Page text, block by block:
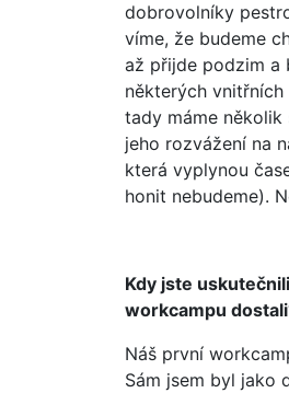
dobrovolníky
víme, že budeme
až přijde podzim a
některých
tady máme
jeho rozvážení na
která vyplynou
honit nebudeme).
Kdy jste
workcampu
Náš první
Sám jsem byl jako